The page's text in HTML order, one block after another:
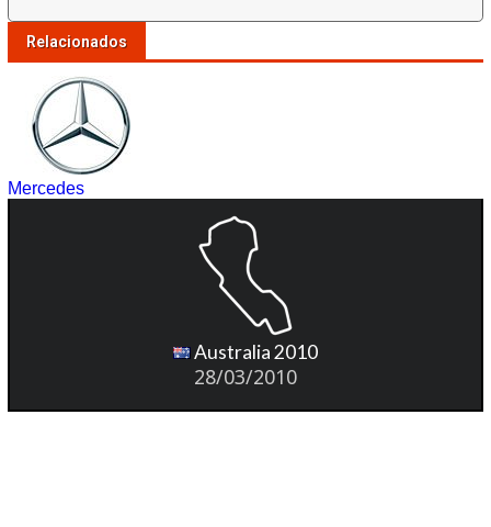
Relacionados
Mercedes
Australia 2010
28/03/2010